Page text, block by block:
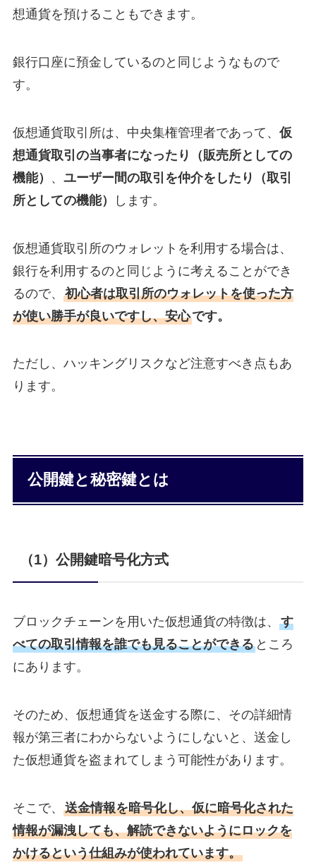
想通貨を預けることもできます。
銀行口座に預金しているのと同じようなもので
す。
仮想通貨取引所は、中央集権管理者であって、 仮
想通貨取引の当事者になったり（販売所としての
機能）
、 ユーザー間の取引を仲介をしたり（取引
所としての機能）
します。
仮想通貨取引所のウォレットを利用する場合は、
銀行を利用するのと同じように考えることができ
るので、 初心者は取引所のウォレットを使った方
が使い勝手が良いですし、安心です。
ただし、ハッキングリスクなど注意すべき点もあ
ります。
公開鍵と秘密鍵とは
（1）公開鍵暗号化方式
ブロックチェーンを用いた仮想通貨の特徴は、 す
べての取引情報を誰でも見ることができるところ
にあります。
そのため、仮想通貨を送金する際に、その詳細情
報が第三者にわからないようにしないと、送金し
た仮想通貨を盗まれてしまう可能性があります。
そこで、 送金情報を暗号化し、仮に暗号化された
情報が漏洩しても、解読できないようにロックを
かけるという仕組みが使われています。